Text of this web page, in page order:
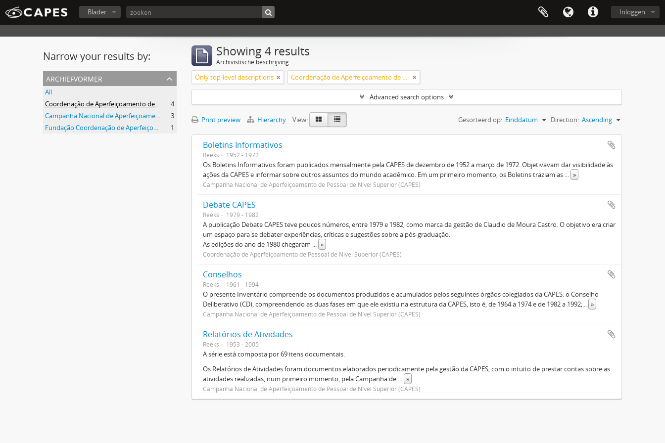
Inloggen
Blader
Narrow your results by:
archiefvormer
All
Coordenação de Aperfeiçoamento de Pessoal de Nível Superior (CAPES)
4
Campanha Nacional de Aperfeiçoamento de Pessoal de Nível Superior (CAPES)
3
Fundação Coordenação de Aperfeiçoamento de Pessoal de Nível Superior (CAPES)
1
Showing 4 results
Archivistische beschrijving
Only top-level descriptions Coordenação de Aperfeiçoamento de Pessoal de Nível Superior (CAPES)
Advanced search options
Print preview Hierarchy View: Gesorteerd op: Einddatum Direction: Ascending
Boletins Informativos
Reeks 1952 - 1972
Os Boletins Informativos foram publicados mensalmente pela CAPES de dezembro de 1952 a março de 1972. Objetivavam dar visibilidade às
ações da CAPES e informar sobre outros assuntos do mundo acadêmico. Em um primeiro momento, os Boletins traziam as ... »
Campanha Nacional de Aperfeiçoamento de Pessoal de Nível Superior (CAPES)
Debate CAPES
Reeks 1979 - 1982
A publicação Debate CAPES teve poucos números, entre 1979 e 1982, como marca da gestão de Claudio de Moura Castro. O objetivo era criar
um espaço para se debater experiências, críticas e sugestões sobre a pós-graduação.
As edições do ano de 1980 chegaram ... »
Coordenação de Aperfeiçoamento de Pessoal de Nível Superior (CAPES)
Conselhos
Reeks 1961 - 1994
O presente Inventário compreende os documentos produzidos e acumulados pelos seguintes órgãos colegiados da CAPES: o Conselho
Deliberativo (CD), compreendendo as duas fases em que ele existiu na estrutura da CAPES, isto é, de 1964 a 1974 e de 1982 a 1992;... »
Campanha Nacional de Aperfeiçoamento de Pessoal de Nível Superior (CAPES)
Relatórios de Atividades
Reeks 1953 - 2005
A série está composta por 69 itens documentais.
Os Relatórios de Atividades foram documentos elaborados periodicamente pela gestão da CAPES, com o intuito de prestar contas sobre as
atividades realizadas, num primeiro momento, pela Campanha de ... »
Campanha Nacional de Aperfeiçoamento de Pessoal de Nível Superior (CAPES)